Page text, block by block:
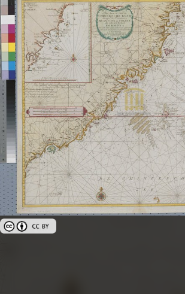
創用CC姓名標示 3.0 台灣及其後版本(CC BY 3.0